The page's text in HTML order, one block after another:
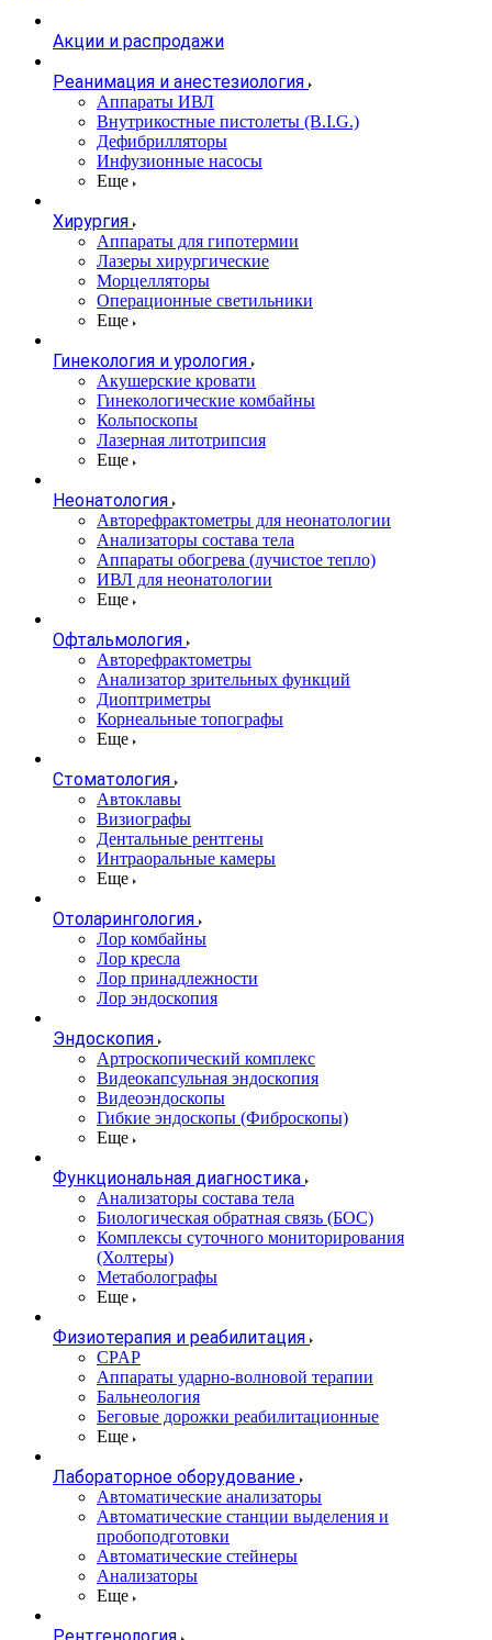
Акции и распродажи
Реанимация и анестезиология
Аппараты ИВЛ
Внутрикостные пистолеты (B.I.G.)
Дефибрилляторы
Инфузионные насосы
Еще
Хирургия
Аппараты для гипотермии
Лазеры хирургические
Морцелляторы
Операционные светильники
Еще
Гинекология и урология
Акушерские кровати
Гинекологические комбайны
Кольпоскопы
Лазерная литотрипсия
Еще
Неонатология
Авторефрактометры для неонатологии
Анализаторы состава тела
Аппараты обогрева (лучистое тепло)
ИВЛ для неонатологии
Еще
Офтальмология
Авторефрактометры
Анализатор зрительных функций
Диоптриметры
Корнеальные топографы
Еще
Стоматология
Автоклавы
Визиографы
Дентальные рентгены
Интраоральные камеры
Еще
Отоларингология
Лор комбайны
Лор кресла
Лор принадлежности
Лор эндоскопия
Эндоскопия
Артроскопический комплекс
Видеокапсульная эндоскопия
Видеоэндоскопы
Гибкие эндоскопы (Фиброcкопы)
Еще
Функциональная диагностика
Анализаторы состава тела
Биологическая обратная связь (БОС)
Комплексы суточного мониторирования
(Холтеры)
Метаболографы
Еще
Физиотерапия и реабилитация
CPAP
Аппараты ударно-волновой терапии
Бальнеология
Беговые дорожки реабилитационные
Еще
Лабораторное оборудование
Автоматические анализаторы
Автоматические станции выделения и
пробоподготовки
Автоматические стейнеры
Анализаторы
Еще